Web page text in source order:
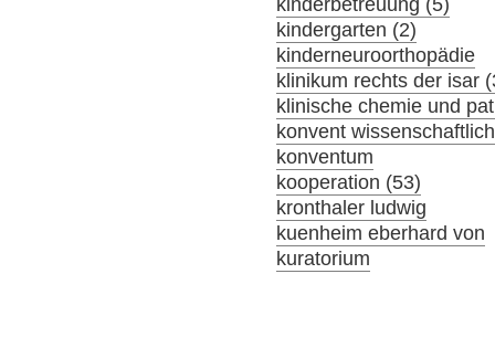
kindergarten (2)
kinderneuroorthopädie
klinikum rechts der isar
klinische chemie und
konvent
konventum
kooperation (53)
kronthaler ludwig
kuenheim eberhard von
kuratorium